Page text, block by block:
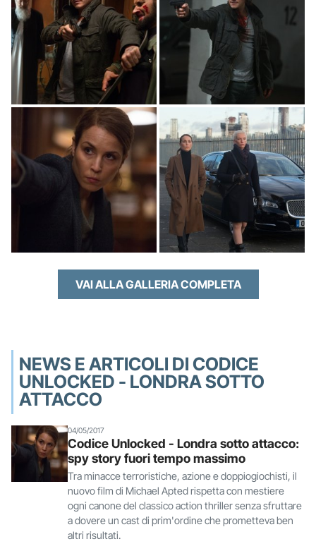
VAI ALLA GALLERIA COMPLETA
NEWS E ARTICOLI DI CODICE
UNLOCKED - LONDRA SOTTO
ATTACCO
04/05/2017
Codice Unlocked - Londra sotto attacco:
spy story fuori tempo massimo
Tra minacce terroristiche, azione e doppiogiochisti, il
nuovo film di Michael Apted rispetta con mestiere
ogni canone del classico action thriller senza sfruttare
a dovere un cast di prim'ordine che prometteva ben
altri risultati.